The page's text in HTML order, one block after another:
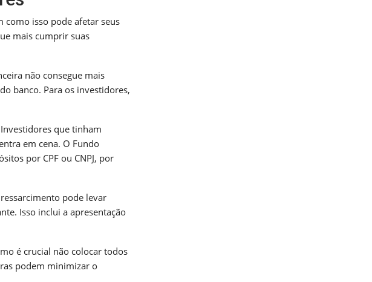
como isso pode afetar seus
mais cumprir suas
não consegue mais
banco. Para os investidores,
que tinham
em cena. O Fundo
por CPF ou CNPJ, por
pode levar
Isso inclui a apresentação
é crucial não colocar todos
podem minimizar o